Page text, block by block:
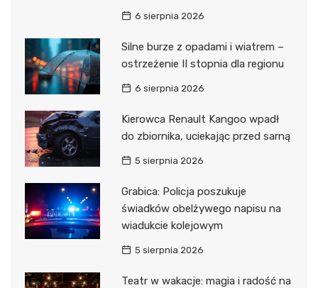
6 sierpnia 2026
Silne burze z opadami i wiatrem –
ostrzeżenie II stopnia dla regionu
6 sierpnia 2026
Kierowca Renault Kangoo wpadł
do zbiornika, uciekając przed sarną
5 sierpnia 2026
Grabica: Policja poszukuje
świadków obelżywego napisu na
wiadukcie kolejowym
5 sierpnia 2026
Teatr w wakacje: magia i radość na